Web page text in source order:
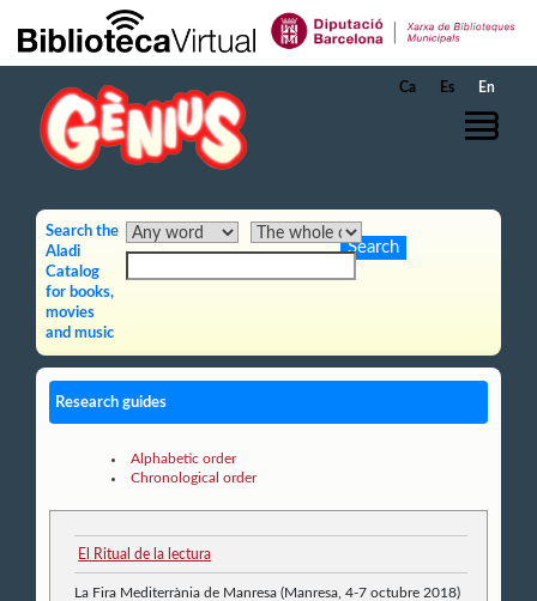
Skip to Main Content
Ca Es En
Search the
Aladi
Catalog
for books,
movies
and music
Research guides
Alphabetic order
Chronological order
El Ritual de la lectura
La Fira Mediterrània de Manresa (Manresa, 4-7 octubre 2018)